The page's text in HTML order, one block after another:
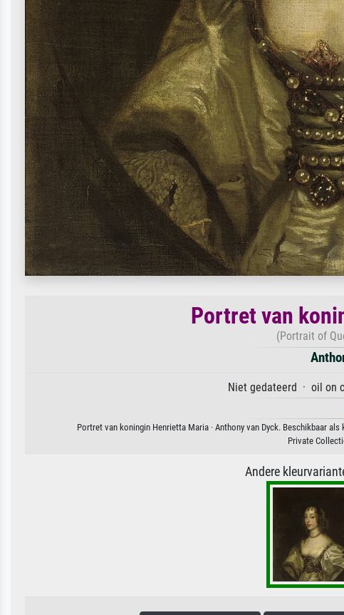
Portret van
(Portrait of
Niet gedateerd · oil on
Portret van koningin Henrietta Maria · Anthony van Dyck. Beschikbaar
Private
Andere